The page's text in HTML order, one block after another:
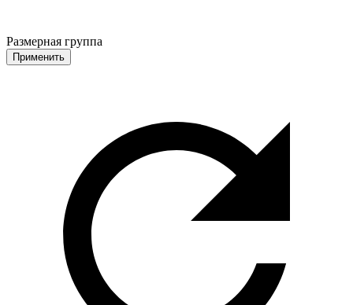
Размерная группа